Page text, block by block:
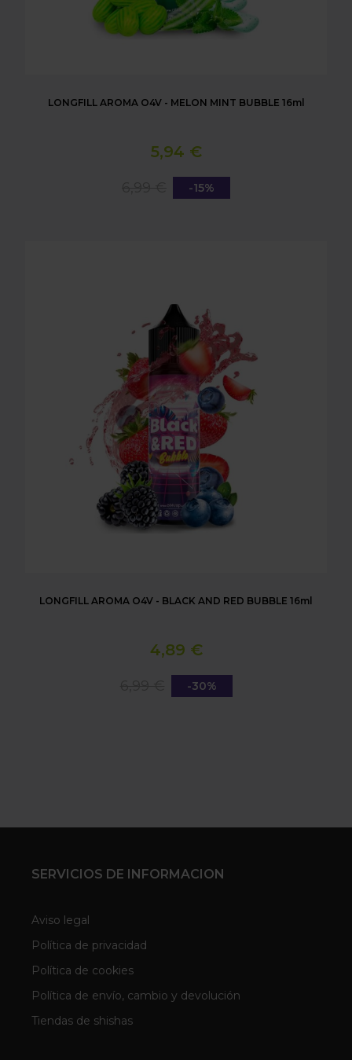
LONGFILL AROMA O4V - MELON MINT BUBBLE 16ml
5,94 €
-15%
LONGFILL AROMA O4V - BLACK AND RED BUBBLE 16ml
4,89 €
-30%
SERVICIOS DE INFORMACION
Aviso legal
Política de privacidad
Política de cookies
Política de envío, cambio y devolución
Tiendas de shishas